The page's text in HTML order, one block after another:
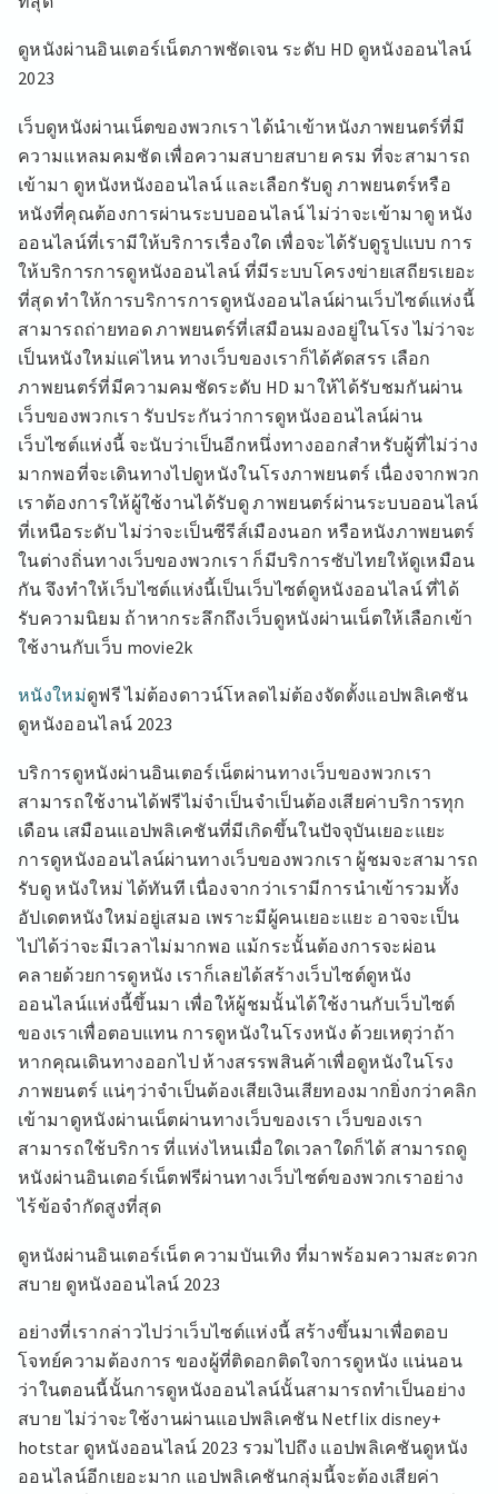
ดูหนังผ่านอินเตอร์เน็ตภาพชัดเจน ระดับ HD ดูหนังออนไลน์
2023
เว็บดูหนังผ่านเน็ตของพวกเรา ได้นำเข้าหนังภาพยนตร์ที่มี
ความแหลมคมชัด เพื่อความสบายสบาย ครม ที่จะสามารถ
เข้ามา ดูหนังหนังออนไลน์ และเลือกรับดู ภาพยนตร์หรือ
หนังที่คุณต้องการผ่านระบบออนไลน์ ไม่ว่าจะเข้ามาดู หนัง
ออนไลน์ที่เรามีให้บริการเรื่องใด เพื่อจะได้รับดูรูปแบบ การ
ให้บริการการดูหนังออนไลน์ ที่มีระบบโครงข่ายเสถียรเยอะ
ที่สุด ทำให้การบริการการดูหนังออนไลน์ผ่านเว็บไซต์แห่งนี้
สามารถถ่ายทอด ภาพยนตร์ที่เสมือนมองอยู่ในโรง ไม่ว่าจะ
เป็นหนังใหม่แค่ไหน ทางเว็บของเราก็ได้คัดสรร เลือก
ภาพยนตร์ที่มีความคมชัดระดับ HD มาให้ได้รับชมกันผ่าน
เว็บของพวกเรา รับประกันว่าการดูหนังออนไลน์ผ่าน
เว็บไซต์แห่งนี้ จะนับว่าเป็นอีกหนึ่งทางออกสำหรับผู้ที่ไม่ว่าง
มากพอที่จะเดินทางไปดูหนังในโรงภาพยนตร์ เนื่องจากพวก
เราต้องการให้ผู้ใช้งานได้รับดู ภาพยนตร์ผ่านระบบออนไลน์
ที่เหนือระดับ ไม่ว่าจะเป็นซีรีส์เมืองนอก หรือหนังภาพยนตร์
ในต่างถิ่นทางเว็บของพวกเรา ก็มีบริการซับไทยให้ดูเหมือน
กัน จึงทำให้เว็บไซต์แห่งนี้เป็นเว็บไซต์ดูหนังออนไลน์ ที่ได้
รับความนิยม ถ้าหากระลึกถึงเว็บดูหนังผ่านเน็ตให้เลือกเข้า
ใช้งานกับเว็บ movie2k
หนังใหม่ดูฟรี ไม่ต้องดาวน์โหลดไม่ต้องจัดตั้งแอปพลิเคชัน
ดูหนังออนไลน์ 2023
บริการดูหนังผ่านอินเตอร์เน็ตผ่านทางเว็บของพวกเรา
สามารถใช้งานได้ฟรีไม่จำเป็นจำเป็นต้องเสียค่าบริการทุก
เดือน เสมือนแอปพลิเคชันที่มีเกิดขึ้นในปัจจุบันเยอะแยะ
การดูหนังออนไลน์ผ่านทางเว็บของพวกเรา ผู้ชมจะสามารถ
รับดู หนังใหม่ ได้ทันที เนื่องจากว่าเรามีการนำเข้ารวมทั้ง
อัปเดตหนังใหม่อยู่เสมอ เพราะมีผู้คนเยอะแยะ อาจจะเป็น
ไปได้ว่าจะมีเวลาไม่มากพอ แม้กระนั้นต้องการจะผ่อน
คลายด้วยการดูหนัง เราก็เลยได้สร้างเว็บไซต์ดูหนัง
ออนไลน์แห่งนี้ขึ้นมา เพื่อให้ผู้ชมนั้นได้ใช้งานกับเว็บไซต์
ของเราเพื่อตอบแทน การดูหนังในโรงหนัง ด้วยเหตุว่าถ้า
หากคุณเดินทางออกไป ห้างสรรพสินค้าเพื่อดูหนังในโรง
ภาพยนตร์ แน่ๆว่าจำเป็นต้องเสียเงินเสียทองมากยิ่งกว่าคลิก
เข้ามาดูหนังผ่านเน็ตผ่านทางเว็บของเรา เว็บของเรา
สามารถใช้บริการ ที่แห่งไหนเมื่อใดเวลาใดก็ได้ สามารถดู
หนังผ่านอินเตอร์เน็ตฟรีผ่านทางเว็บไซต์ของพวกเราอย่าง
ไร้ข้อจำกัดสูงที่สุด
ดูหนังผ่านอินเตอร์เน็ต ความบันเทิง ที่มาพร้อมความสะดวก
สบาย ดูหนังออนไลน์ 2023
อย่างที่เรากล่าวไปว่าเว็บไซต์แห่งนี้ สร้างขึ้นมาเพื่อตอบ
โจทย์ความต้องการ ของผู้ที่ติดอกติดใจการดูหนัง แน่นอน
ว่าในตอนนี้นั้นการดูหนังออนไลน์นั้นสามารถทำเป็นอย่าง
สบาย ไม่ว่าจะใช้งานผ่านแอปพลิเคชัน Netflix disney+
hotstar ดูหนังออนไลน์ 2023 รวมไปถึง แอปพลิเคชันดูหนัง
ออนไลน์อีกเยอะมาก แอปพลิเคชันกลุ่มนี้จะต้องเสียค่า